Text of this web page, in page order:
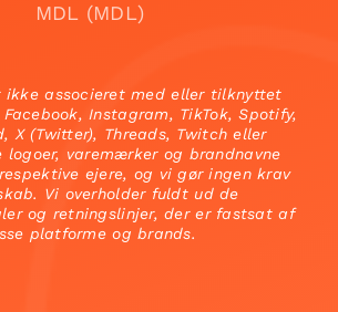
MDL (MDL)
ikke associeret med eller tilknyttet
Facebook, Instagram, TikTok, Spotify,
X (Twitter), Threads, Twitch eller
logoer, varemærker og brandnavne
ejere, og vi gør ingen krav
Vi overholder fuldt ud de
og retningslinjer, der er fastsat af
platforme og brands.